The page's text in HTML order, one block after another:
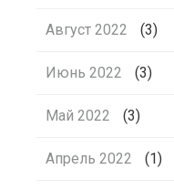
Август 2022 (3)
Июнь 2022 (3)
Май 2022 (3)
Апрель 2022 (1)